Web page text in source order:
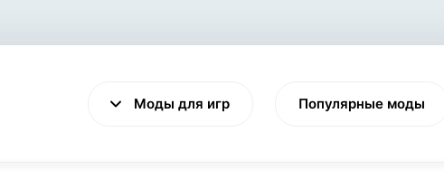
Моды для игр Популярные моды